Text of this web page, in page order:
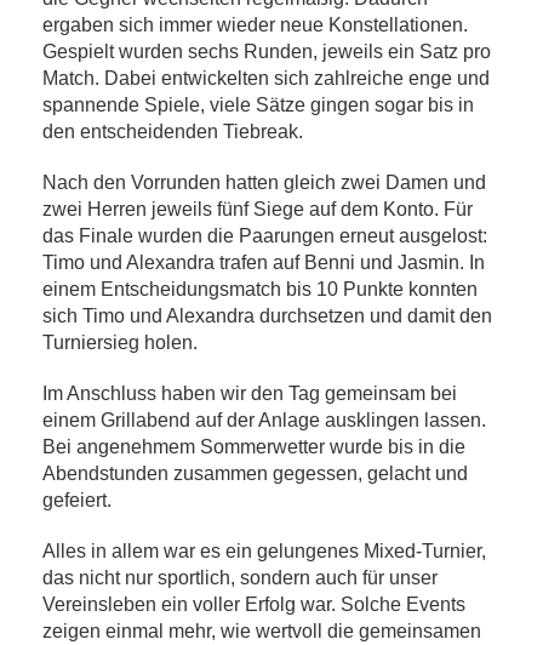
ergaben sich immer wieder neue Konstellationen.
Gespielt wurden sechs Runden, jeweils ein Satz pro
Match. Dabei entwickelten sich zahlreiche enge und
spannende Spiele, viele Sätze gingen sogar bis in
den entscheidenden Tiebreak.
Nach den Vorrunden hatten gleich zwei Damen und
zwei Herren jeweils fünf Siege auf dem Konto. Für
das Finale wurden die Paarungen erneut ausgelost:
Timo und Alexandra trafen auf Benni und Jasmin. In
einem Entscheidungsmatch bis 10 Punkte konnten
sich Timo und Alexandra durchsetzen und damit den
Turniersieg holen.
Im Anschluss haben wir den Tag gemeinsam bei
einem Grillabend auf der Anlage ausklingen lassen.
Bei angenehmem Sommerwetter wurde bis in die
Abendstunden zusammen gegessen, gelacht und
gefeiert.
Alles in allem war es ein gelungenes Mixed-Turnier,
das nicht nur sportlich, sondern auch für unser
Vereinsleben ein voller Erfolg war. Solche Events
zeigen einmal mehr, wie wertvoll die gemeinsamen